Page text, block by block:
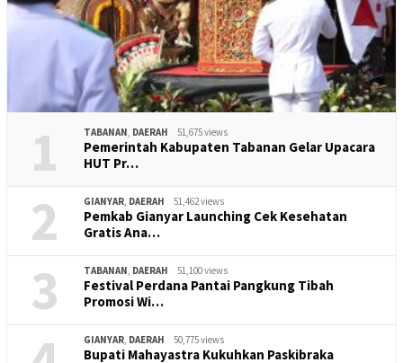
1 TABANAN, DAERAH 51,675 views
Pemerintah Kabupaten Tabanan Gelar Upacara
HUT Pr…
2 GIANYAR, DAERAH 51,462 views
Pemkab Gianyar Launching Cek Kesehatan
Gratis Ana…
3 TABANAN, DAERAH 51,100 views
Festival Perdana Pantai Pangkung Tibah
Promosi Wi…
GIANYAR, DAERAH 50,775 views
Bupati Mahayastra Kukuhkan Paskibraka